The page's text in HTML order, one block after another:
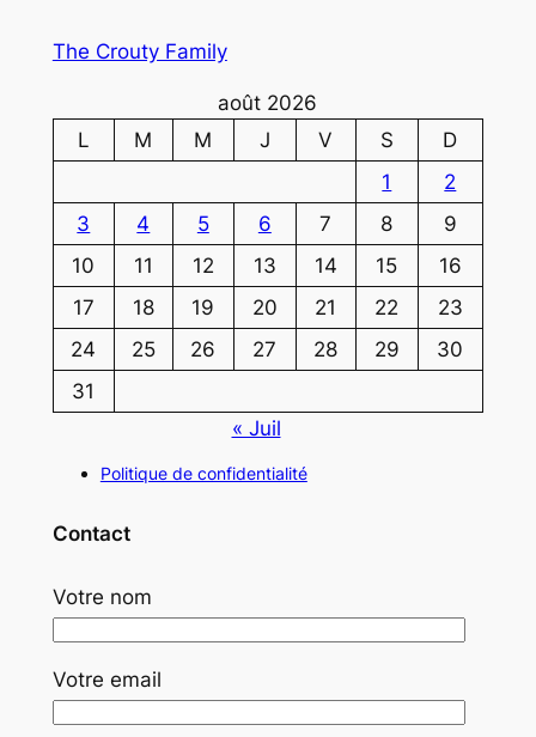
The Crouty Family
août 2026
L
M M J V S
D
1
2
3
4 5 6 7 8
9
10
11 12 13 14 15
16
17
18 19 20 21 22
23
24
25 26 27 28 29
30
31
« Juil
Politique de confidentialité
Contact
Votre nom
Votre email